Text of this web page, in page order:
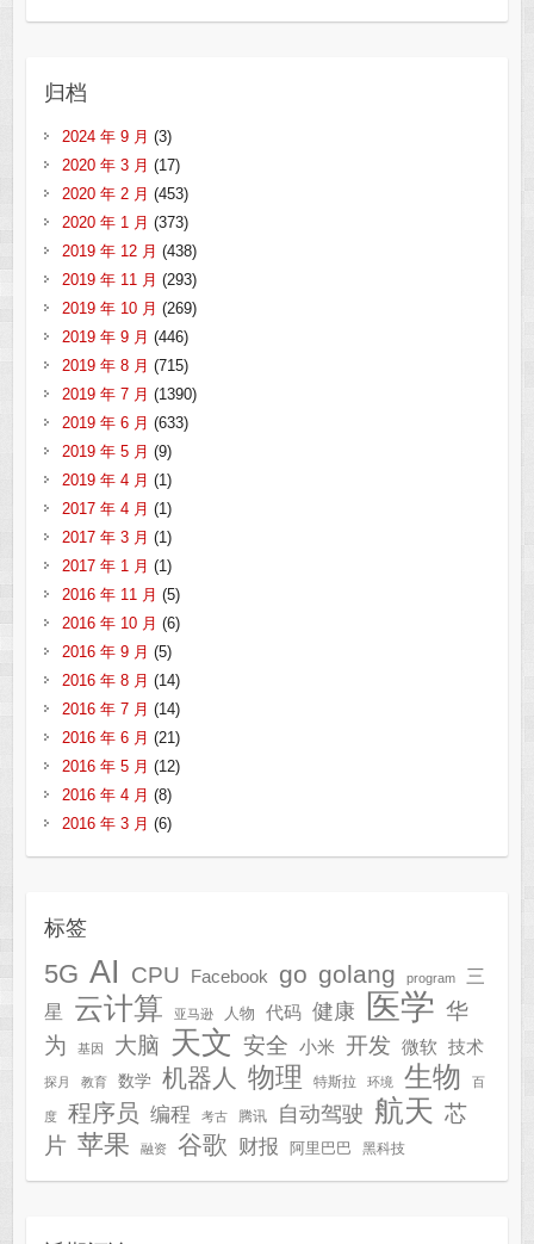
归档
2024 年 9 月 (3)
2020 年 3 月 (17)
2020 年 2 月 (453)
2020 年 1 月 (373)
2019 年 12 月 (438)
2019 年 11 月 (293)
2019 年 10 月 (269)
2019 年 9 月 (446)
2019 年 8 月 (715)
2019 年 7 月 (1390)
2019 年 6 月 (633)
2019 年 5 月 (9)
2019 年 4 月 (1)
2017 年 4 月 (1)
2017 年 3 月 (1)
2017 年 1 月 (1)
2016 年 11 月 (5)
2016 年 10 月 (6)
2016 年 9 月 (5)
2016 年 8 月 (14)
2016 年 7 月 (14)
2016 年 6 月 (21)
2016 年 5 月 (12)
2016 年 4 月 (8)
2016 年 3 月 (6)
标签
5G AI CPU Facebook go golang program
三
星
云计算 亚马逊 人物 代码 健康 医学 华
为
基因 大脑 天文 安全 小米 开发 微软 技术
探月 教育 数学 机器人 物理 特斯拉 环境 生物 百
度 程序员 编程 考古 腾讯 自动驾驶 航天 芯
片 苹果 融资 谷歌 财报 阿里巴巴 黑科技